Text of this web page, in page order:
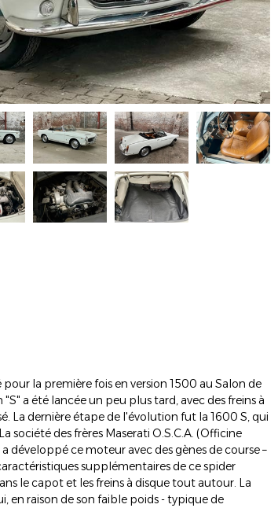
pour la première fois en version 1500 au Salon de
a été lancée un peu plus tard, avec des freins à
La dernière étape de l'évolution fut la 1600 S, qui
société des frères Maserati O.S.C.A. (Officine
ce moteur avec des gènes de course –
supplémentaires de ce spider
le capot et les freins à disque tout autour. La
en raison de son faible poids - typique de